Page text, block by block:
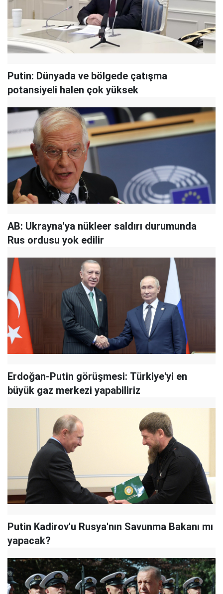
Putin: Dünyada ve bölgede çatışma
potansiyeli halen çok yüksek
AB: Ukrayna'ya nükleer saldırı durumunda
Rus ordusu yok edilir
Erdoğan-Putin görüşmesi: Türkiye'yi en
büyük gaz merkezi yapabiliriz
Putin Kadirov'u Rusya'nın Savunma Bakanı mı
yapacak?